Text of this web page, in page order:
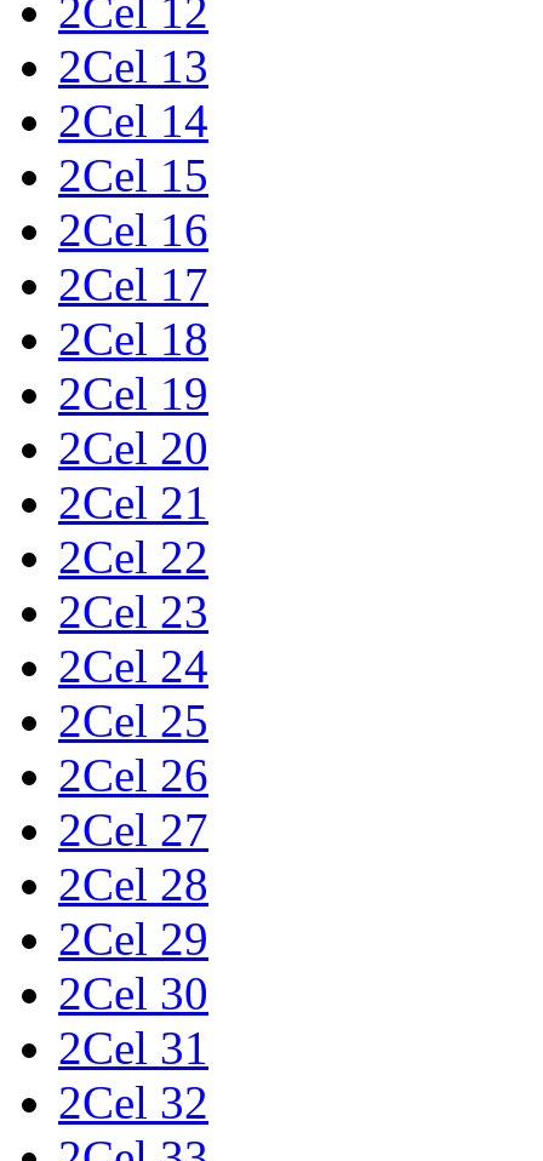
2Cel 12
2Cel 13
2Cel 14
2Cel 15
2Cel 16
2Cel 17
2Cel 18
2Cel 19
2Cel 20
2Cel 21
2Cel 22
2Cel 23
2Cel 24
2Cel 25
2Cel 26
2Cel 27
2Cel 28
2Cel 29
2Cel 30
2Cel 31
2Cel 32